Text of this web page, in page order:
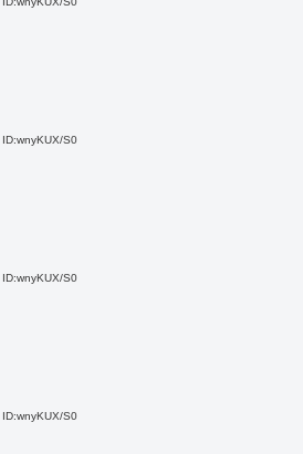
ID:wnyKUX/S0
ID:wnyKUX/S0
ID:wnyKUX/S0